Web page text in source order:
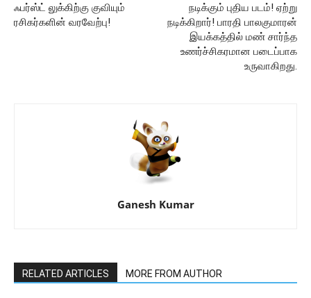
ஃபர்ஸ்ட் லுக்கிற்கு குவியும்
ரசிகர்களின் வரவேற்பு!
நடிக்கும் புதிய படம்! ஏற்று
நடிக்கிறார்! பாரதி பாலகுமாரன்
இயக்கத்தில் மண் சார்ந்த
உணர்ச்சிகரமான படைப்பாக
உருவாகிறது.
Ganesh Kumar
RELATED ARTICLES MORE FROM AUTHOR